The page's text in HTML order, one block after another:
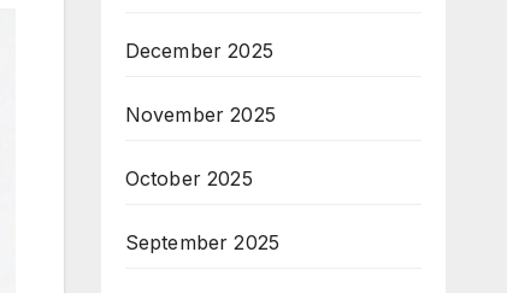
December 2025
November 2025
October 2025
September 2025